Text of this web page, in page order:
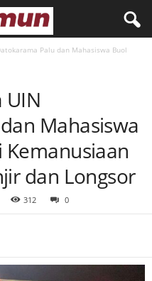
Palu dan Mahasiswa Buol
UIN
Mahasiswa
Kemanusiaan
dan Longsor
312 0